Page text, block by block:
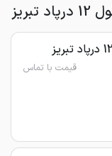
قیمت با تماس